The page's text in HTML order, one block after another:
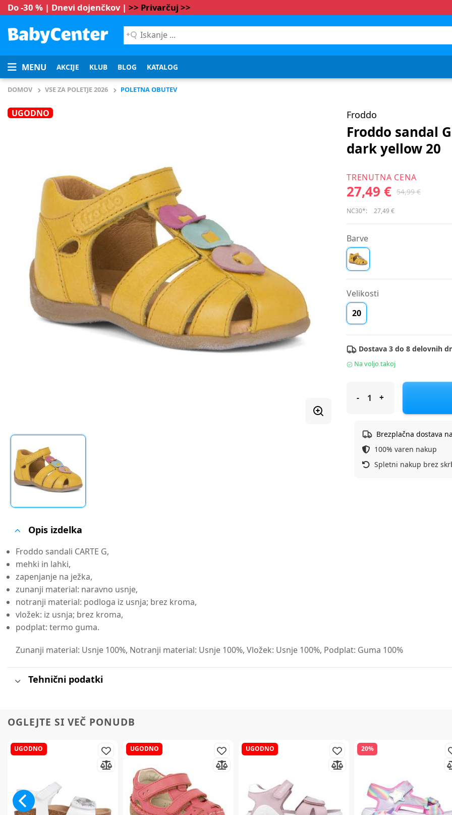
Do -30 % | Dnevi dojenčkov | >> Privarčuj >>
Iskanje
...
MENU AKCIJE KLUB BLOG KATALOG
DOMOV VSE ZA POLETJE 2026 POLETNA OBUTEV
UGODNO Froddo
Froddo sandal
dark yellow 20
TRENUTNA CENA
27,49 € 54,99 €
NC30*: 27,49 €
Barve
Velikosti
20
Dostava 3 do 8 delovnih
Na voljo takoj
Froddo sandal G2150171
Brezplačna dostava
100% varen nakup
Spletni nakup brez
Opis izdelka
Froddo sandali CARTE G,
mehki in lahki,
zapenjanje na ježka,
zunanji material: naravno usnje,
notranji material: podloga iz usnja; brez kroma,
vložek: iz usnja; brez kroma,
podplat: termo guma.
Zunanji material: Usnje 100%, Notranji material: Usnje 100%, Vložek: Usnje 100%, Podplat: Guma 100%
Tehnični podatki
OGLEJTE SI VEČ PONUDB
UGODNO UGODNO UGODNO 20%